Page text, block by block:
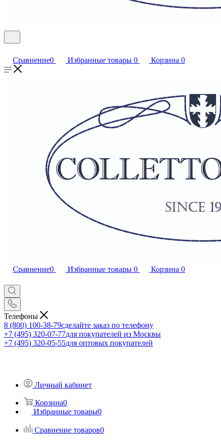
Сравнение0 Избранные товары 0 Корзина 0
Сравнение0 Избранные товары 0 Корзина 0
Телефоны
8 (800) 100-38-79сделайте заказ по телефону
+7 (495) 320-07-77для покупателей из Москвы
+7 (495) 320-05-55для оптовых покупателей
Личный кабинет
Корзина0
Избранные товары0
Сравнение товаров0